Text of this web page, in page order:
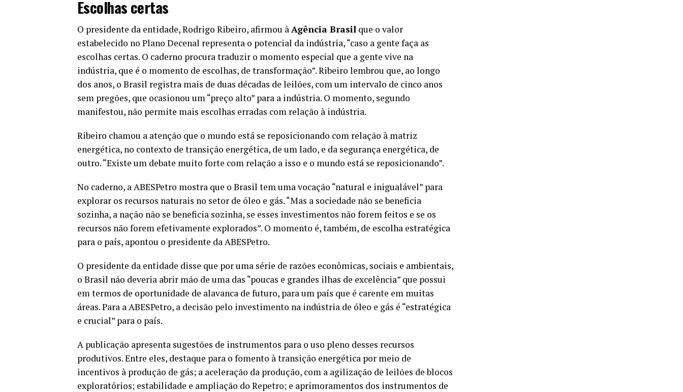
Escolhas certas
O presidente da entidade, Rodrigo Ribeiro, afirmou àAgência Brasil que o valor
estabelecido no Plano Decenal representa o potencial da indústria, “caso a gente faça as
escolhas certas. O caderno procura traduzir o momento especial que a gente vive na
indústria, que é o momento de escolhas, de transformação”. Ribeiro lembrou que, ao longo
dos anos, o Brasil registra mais de duas décadas de leilões, com um intervalo de cinco anos
sem pregões, que ocasionou um “preço alto” para a indústria. O momento, segundo
manifestou, não permite mais escolhas erradas com relação à indústria.
Ribeiro chamou a atenção que o mundo está se reposicionando com relação à matriz
energética, no contexto de transição energética, de um lado, e da segurança energética, de
outro. “Existe um debate muito forte com relação a isso e o mundo está se reposicionando”.
No caderno, a ABESPetro mostra que o Brasil tem uma vocação “natural e inigualável” para
explorar os recursos naturais no setor de óleo e gás. “Mas a sociedade não se beneficia
sozinha, a nação não se beneficia sozinha, se esses investimentos não forem feitos e se os
recursos não forem efetivamente explorados”. O momento é, também, de escolha estratégica
para o país, apontou o presidente da ABESPetro.
O presidente da entidade disse que por uma série de razões econômicas, sociais e ambientais,
o Brasil não deveria abrir mão de uma das “poucas e grandes ilhas de excelência” que possui
em termos de oportunidade de alavanca de futuro, para um país que é carente em muitas
áreas. Para a ABESPetro, a decisão pelo investimento na indústria de óleo e gás é “estratégica
e crucial” para o país.
A publicação apresenta sugestões de instrumentos para o uso pleno desses recursos
produtivos. Entre eles, destaque para o fomento à transição energética por meio de
incentivos à produção de gás; a aceleração da produção, com a agilização de leilões de blocos
exploratórios; estabilidade e ampliação do Repetro; e aprimoramentos dos instrumentos de